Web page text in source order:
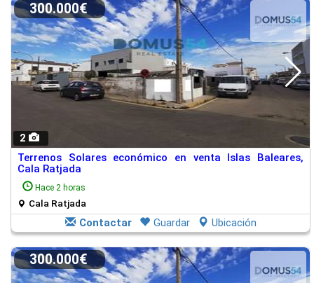
2
300.000€
Terrenos Solares económico en venta Islas Baleares,
Cala Ratjada
Hace 2 horas
Cala Ratjada
Contactar Guardar Ubicación
300.000€